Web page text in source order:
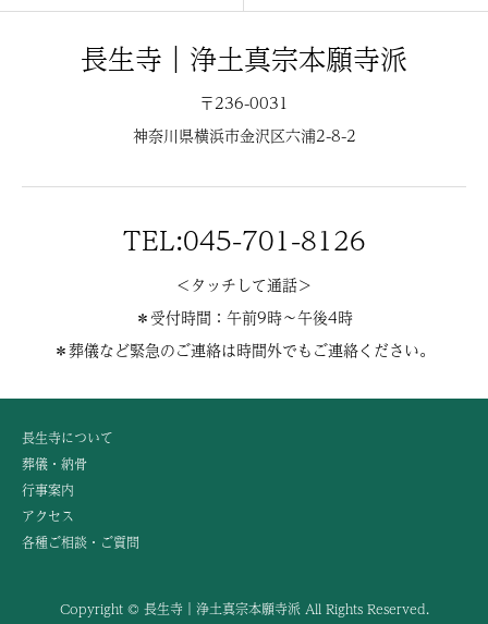
長生寺｜浄土真宗本願寺派
〒236-0031
神奈川県横浜市金沢区六浦2-8-2
TEL:045-701-8126
＜タッチして通話＞
＊受付時間：午前9時〜午後4時
＊葬儀など緊急のご連絡は時間外でもご連絡ください。
長生寺について
葬儀・納骨
行事案内
アクセス
各種ご相談・ご質問
Copyright © 長生寺｜浄土真宗本願寺派 All Rights Reserved.